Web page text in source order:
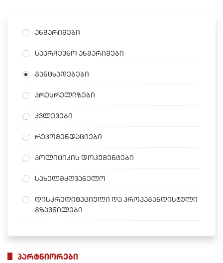
ანგარიშები
საარჩევნო ანგარიშები
განცხადებები
პრესრელიზები
კვლევები
რეკომენდაციები
პოლიტიკის დოკუმენტები
სახელმძღვანელო
დისკრედიტაციული და პროპაგანდისტული
გზავნილები
პარტნიორები